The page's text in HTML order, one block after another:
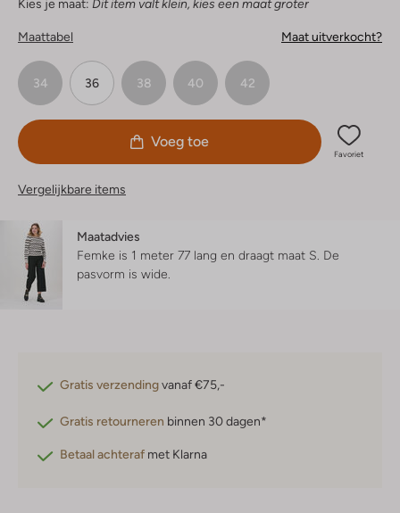
Kies je maat: Dit item valt klein, kies een maat groter
Maattabel Maat uitverkocht?
34 36 38 40 42
Voeg toe
Favoriet
Vergelijkbare items
Maatadvies
Femke is 1 meter 77 lang en draagt maat S. De
pasvorm is wide
Gratis verzendingvanaf €75,-
Gratis retourneren binnen 30 dagen*
Betaal achteraf met Klarna